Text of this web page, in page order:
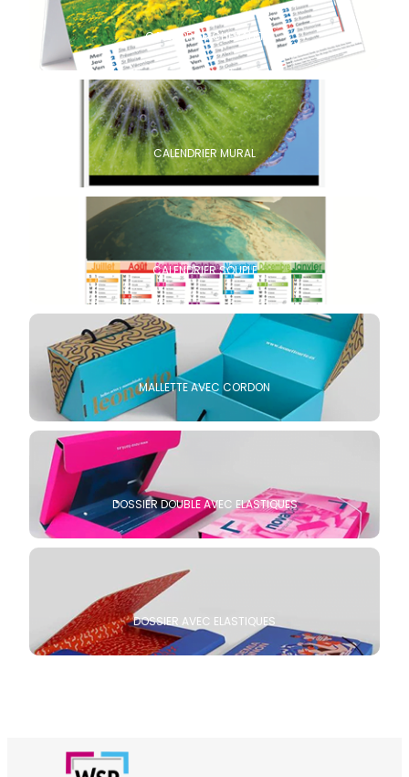
CALENDRIER CHEVALET
CALENDRIER MURAL
CALENDRIER SOUPLE
MALLETTE AVEC CORDON
DOSSIER DOUBLE AVEC ELASTIQUES
DOSSIER AVEC ELASTIQUES